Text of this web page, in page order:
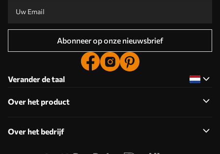
Abonneer op onze nieuwsbrief
Verander de taal
Over het product
Over het bedrijf